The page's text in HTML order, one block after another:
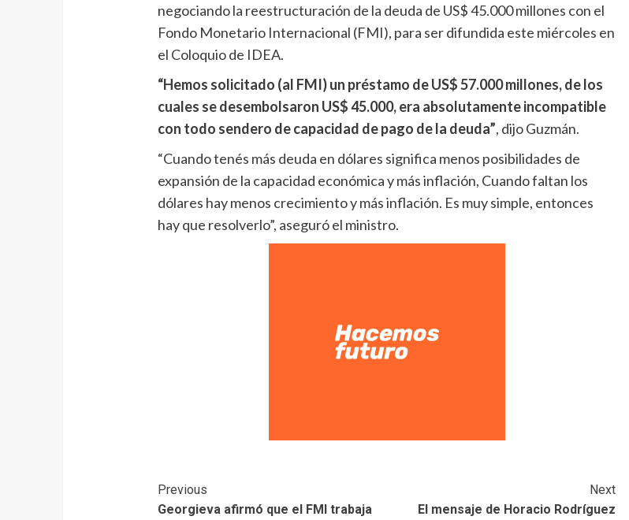
negociando la reestructuración de la deuda de US$ 45.000 millones con el
Fondo Monetario Internacional (FMI), para ser difundida este miércoles en
el Coloquio de IDEA.
“Hemos solicitado (al FMI) un préstamo de US$ 57.000 millones, de los
cuales se desembolsaron US$ 45.000, era absolutamente incompatible
con todo sendero de capacidad de pago de la deuda”, dijo Guzmán.
“Cuando tenés más deuda en dólares significa menos posibilidades de
expansión de la capacidad económica y más inflación, Cuando faltan los
dólares hay menos crecimiento y más inflación. Es muy simple, entonces
hay que resolverlo”, aseguró el ministro.
Previous
Georgieva afirmó que el FMI trabaja
Next
El mensaje de Horacio Rodríguez